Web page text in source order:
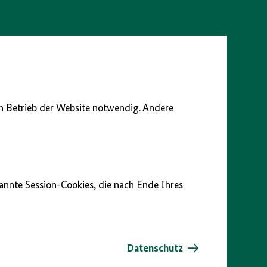
Betrieb der Website notwendig. Andere
Session-Cookies, die nach Ende Ihres
Datenschutz